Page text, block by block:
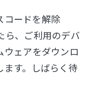
コードを解除
ら、ご利用のデバ
ウェアをダウンロ
ます。しばらく待